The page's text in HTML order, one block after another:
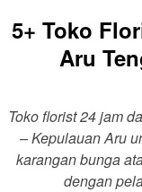
5+ Toko
Aru
Toko florist 24 jam
– Kepulauan Aru
karangan bunga
dengan